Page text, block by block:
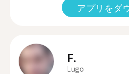
アプリをダ
F.
Lugo